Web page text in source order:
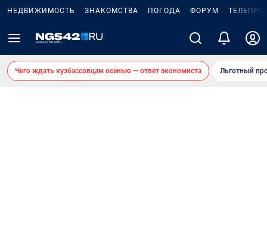
НЕДВИЖИМОСТЬ ЗНАКОМСТВА ПОГОДА ФОРУМ
Чего ждать кузбассовцам осенью — ответ экономиста Льготный